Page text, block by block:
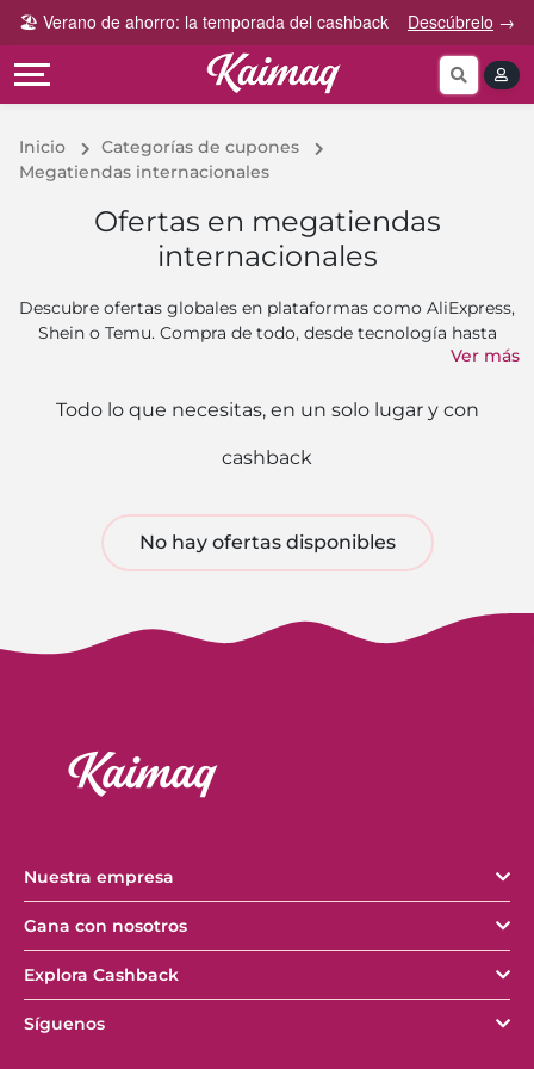
🏖️ Verano de ahorro: la temporada del cashback Descúbrelo →
Categorías
por
Tiendas
categoría
Gana
más
y
Comparte
Gana
Guía
rápida
funciona
Preguntas
frecuentes
Contáctanos
Inicio
Categorías de cupones
Megatiendas internacionales
Ofertas en megatiendas
internacionales
Descubre ofertas globales en plataformas como AliExpress,
Shein o Temu. Compra de todo, desde tecnología hasta
Ver más
Todo lo que necesitas, en un solo lugar y con
cashback
No hay ofertas disponibles
Nuestra empresa
Gana con nosotros
Explora Cashback
Síguenos